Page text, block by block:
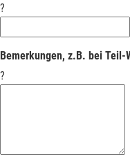
?
Bemerkungen, z.B. bei Teil-
?